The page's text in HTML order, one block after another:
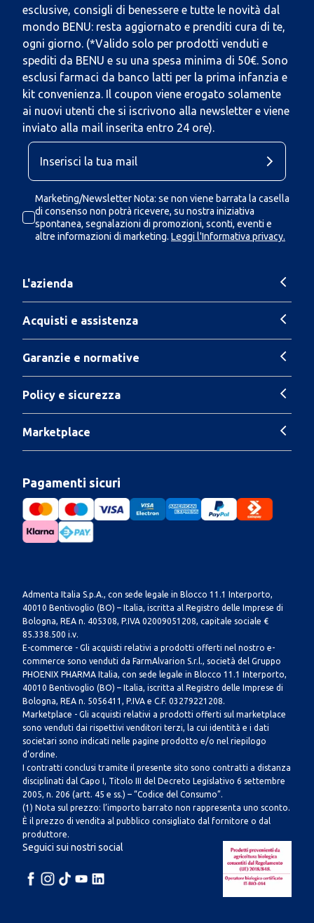
esclusive, consigli di benessere e tutte le novità dal
mondo BENU: resta aggiornato e prenditi cura di te,
ogni giorno. (*Valido solo per prodotti venduti e
spediti da BENU e su una spesa minima di 50€. Sono
esclusi farmaci da banco latti per la prima infanzia e
kit convenienza. Il coupon viene erogato solamente
ai nuovi utenti che si iscrivono alla newsletter e viene
inviato alla mail inserita entro 24 ore).
Marketing/Newsletter Nota: se non viene barrata la casella
di consenso non potrà ricevere, su nostra iniziativa
spontanea, segnalazioni di promozioni, sconti, eventi e
altre informazioni di marketing. Leggi l'Informativa privacy.
L'azienda
Acquisti e assistenza
Garanzie e normative
Policy e sicurezza
Marketplace
Pagamenti sicuri
Admenta Italia S.p.A., con sede legale in Blocco 11.1 Interporto,
40010 Bentivoglio (BO) – Italia, iscritta al Registro delle Imprese di
Bologna, REA n. 405308, P.IVA 02009051208, capitale sociale €
85.338.500 i.v.
E-commerce - Gli acquisti relativi a prodotti offerti nel nostro e-
commerce sono venduti da FarmAlvarion S.r.l., società del Gruppo
PHOENIX PHARMA Italia, con sede legale in Blocco 11.1 Interporto,
40010 Bentivoglio (BO) – Italia, iscritta al Registro delle Imprese di
Bologna, REA n. 5056411, P.IVA e C.F. 03279221208.
Marketplace - Gli acquisti relativi a prodotti offerti sul marketplace
sono venduti dai rispettivi venditori terzi, la cui identità e i dati
societari sono indicati nelle pagine prodotto e/o nel riepilogo
d’ordine.
I contratti conclusi tramite il presente sito sono contratti a distanza
disciplinati dal Capo I, Titolo III del Decreto Legislativo 6 settembre
2005, n. 206 (artt. 45 e ss.) – “Codice del Consumo”.
(1) Nota sul prezzo: l’importo barrato non rappresenta uno sconto.
È il prezzo di vendita al pubblico consigliato dal fornitore o dal
produttore.
Seguici sui nostri social